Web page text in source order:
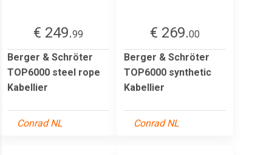
€ 249.99
Berger & Schröter
TOP6000 steel rope
Kabellier
Conrad NL
€ 269.00
Berger & Schröter
TOP6000 synthetic
Kabellier
Conrad NL